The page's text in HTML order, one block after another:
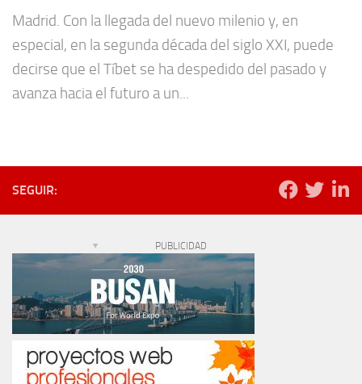
Madrid. Con la llegada del nuevo milenio y, en
especial, en la segunda década del siglo XXI, puede
decirse que el Tíbet se ha despedido del pasado y
avanza hacia el futuro a un...
SEGUIR:
PUBLICIDAD